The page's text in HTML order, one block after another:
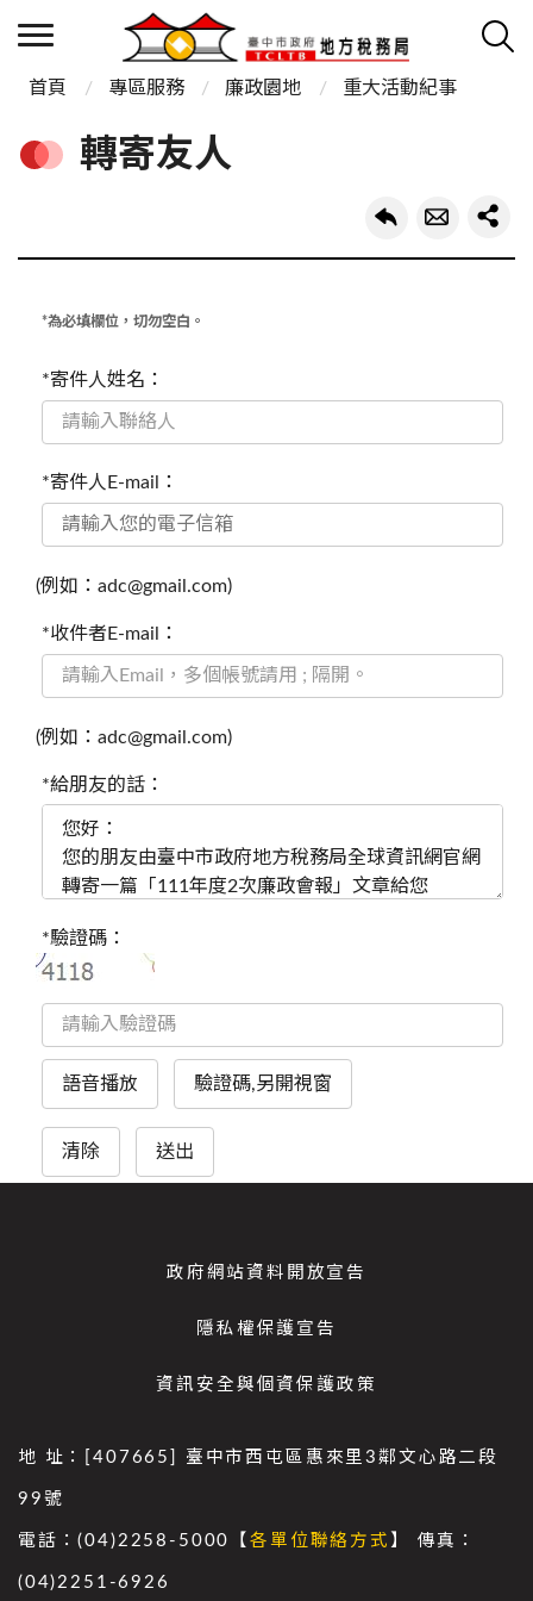
首頁 專區服務 廉政園地 重大活動紀事
轉寄友人
*為必填欄位，切勿空白。
*寄件人姓名：
*寄件人E-mail：
(例如：adc@gmail.com)
*收件者E-mail：
(例如：adc@gmail.com)
*給朋友的話：
*驗證碼：
語音播放 驗證碼,另開視窗
清除 送出
政府網站資料開放宣告
隱私權保護宣告
資訊安全與個資保護政策
地 址：[407665] 臺中市西屯區惠來里3鄰文心路二段
99號
電話：(04)2258-5000【各單位聯絡方式 】 傳真：
(04)2251-6926